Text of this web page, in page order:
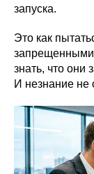
запуска.
Это как
знать, что они
И незнание не